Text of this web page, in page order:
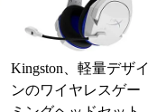
Kingston、軽量デザイ
ンのワイヤレスゲー